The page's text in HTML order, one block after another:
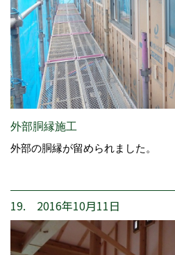
外部胴縁施工
外部の胴縁が留められました。
19. 2016年10月11日